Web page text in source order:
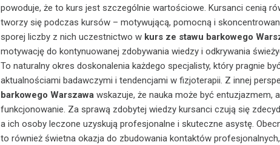
powoduje, że to kurs jest szczególnie wartościowe. Kursanci cenią
tworzy się podczas kursów – motywującą, pomocną i
sporej liczby z nich uczestnictwo w kurs ze stawu barkowego
motywację do kontynuowanej zdobywania wiedzy i odkrywania
To naturalny okres doskonalenia każdego specjalisty, który pragnie
aktualnościami badawczymi i tendencjami w fizjoterapii. Z innej
barkowego Warszawa wskazuje, że nauka może być entuzjazmem,
funkcjonowanie. Za sprawą zdobytej wiedzy kursanci czują się
a ich osoby leczone uzyskują profesjonalne i skuteczne asystę.
to również świetna okazja do zbudowania kontaktów